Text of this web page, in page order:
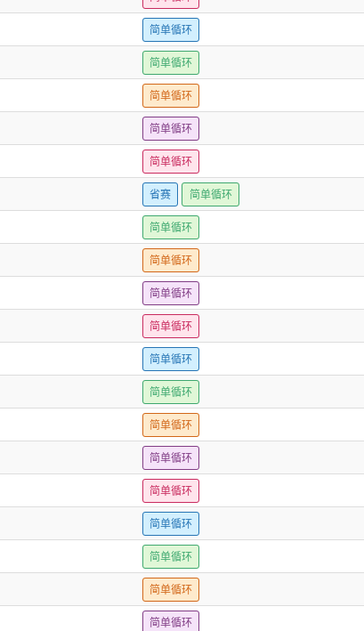
简单循环
简单循环
简单循环
简单循环
简单循环
省赛 简单循环
简单循环
简单循环
简单循环
简单循环
简单循环
简单循环
简单循环
简单循环
简单循环
简单循环
简单循环
简单循环
简单循环